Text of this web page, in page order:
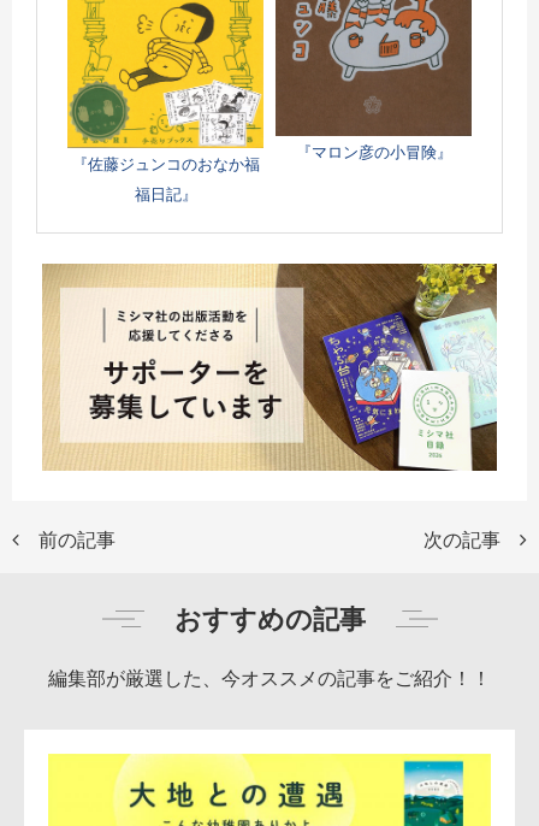
『佐藤ジュンコのおなか福
福日記』
『マロン彦の小冒険』
前の記事 次の記事
おすすめの記事
編集部が厳選した、今オススメの記事をご紹介！！